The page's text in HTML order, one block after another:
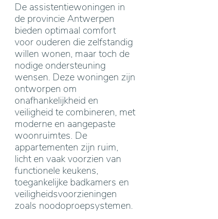
De assistentiewoningen in
de provincie Antwerpen
bieden optimaal comfort
voor ouderen die zelfstandig
willen wonen, maar toch de
nodige ondersteuning
wensen. Deze woningen zijn
ontworpen om
onafhankelijkheid en
veiligheid te combineren, met
moderne en aangepaste
woonruimtes. De
appartementen zijn ruim,
licht en vaak voorzien van
functionele keukens,
toegankelijke badkamers en
veiligheidsvoorzieningen
zoals noodoproepsystemen.